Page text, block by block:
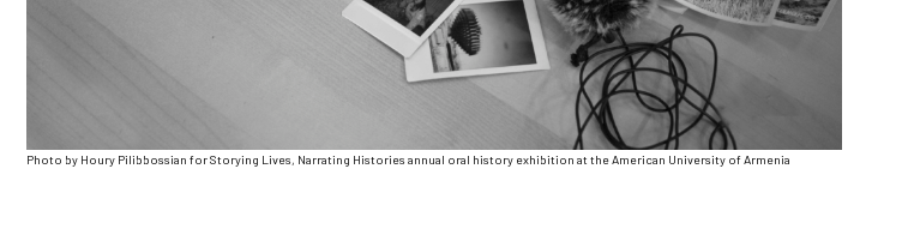
Photo by Houry Pilibbossian for Storying Lives, Narrating Histories annual oral history exhibition at the American University of Armenia